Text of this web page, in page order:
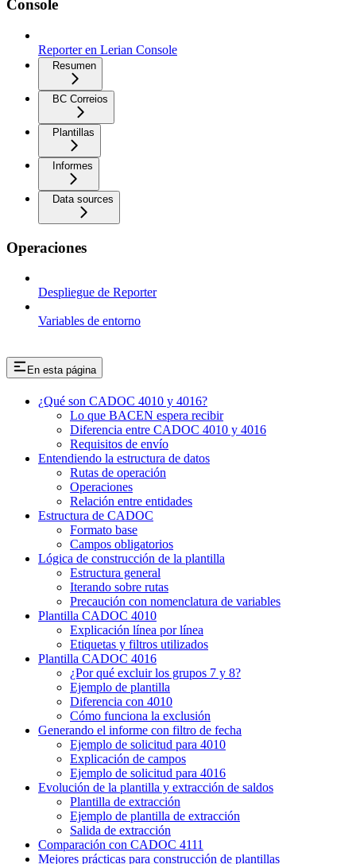
Console
Reporter en Lerian Console
Resumen
BC Correios
Plantillas
Informes
Data sources
Operaciones
Despliegue de Reporter
Variables de entorno
En esta página
¿Qué son CADOC 4010 y 4016?
Lo que BACEN espera recibir
Diferencia entre CADOC 4010 y 4016
Requisitos de envío
Entendiendo la estructura de datos
Rutas de operación
Operaciones
Relación entre entidades
Estructura de CADOC
Formato base
Campos obligatorios
Lógica de construcción de la plantilla
Estructura general
Iterando sobre rutas
Precaución con nomenclatura de variables
Plantilla CADOC 4010
Explicación línea por línea
Etiquetas y filtros utilizados
Plantilla CADOC 4016
¿Por qué excluir los grupos 7 y 8?
Ejemplo de plantilla
Diferencia con 4010
Cómo funciona la exclusión
Generando el informe con filtro de fecha
Ejemplo de solicitud para 4010
Explicación de campos
Ejemplo de solicitud para 4016
Evolución de la plantilla y extracción de saldos
Plantilla de extracción
Ejemplo de plantilla de extracción
Salida de extracción
Comparación con CADOC 4111
Mejores prácticas para construcción de plantillas